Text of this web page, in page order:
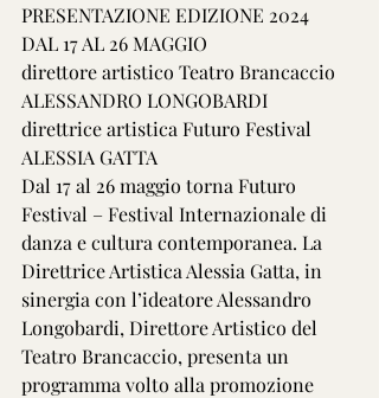
PRESENTAZIONE EDIZIONE 2024
DAL 17 AL 26 MAGGIO
direttore artistico Teatro Brancaccio
ALESSANDRO LONGOBARDI
direttrice artistica Futuro Festival
ALESSIA GATTA
Dal 17 al 26 maggio torna Futuro
Festival – Festival Internazionale di
danza e cultura contemporanea. La
Direttrice Artistica Alessia Gatta, in
sinergia con l’ideatore Alessandro
Longobardi, Direttore Artistico del
Teatro Brancaccio, presenta un
programma volto alla promozione